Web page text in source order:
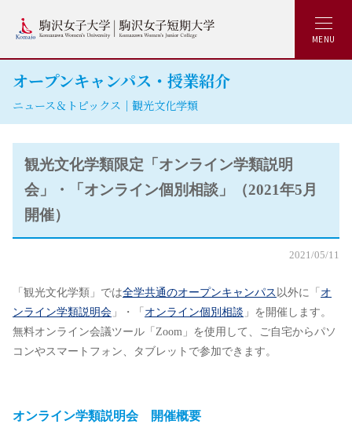
MENU
オープンキャンパス・授業紹介
ニュース＆トピックス｜観光文化学類
観光文化学類限定「オンライン学類説明
会」・「オンライン個別相談」（2021年5月
開催）
2021/05/11
「観光文化学類」では全学共通のオープンキャンパス 以外に「 オ
ンライン学類説明会 」・「 オンライン個別相談 」を開催します。
無料オンライン会議ツール「Zoom」を使用して、ご自宅からパソ
コンやスマートフォン、タブレットで参加できます。
オンライン学類説明会 開催概要